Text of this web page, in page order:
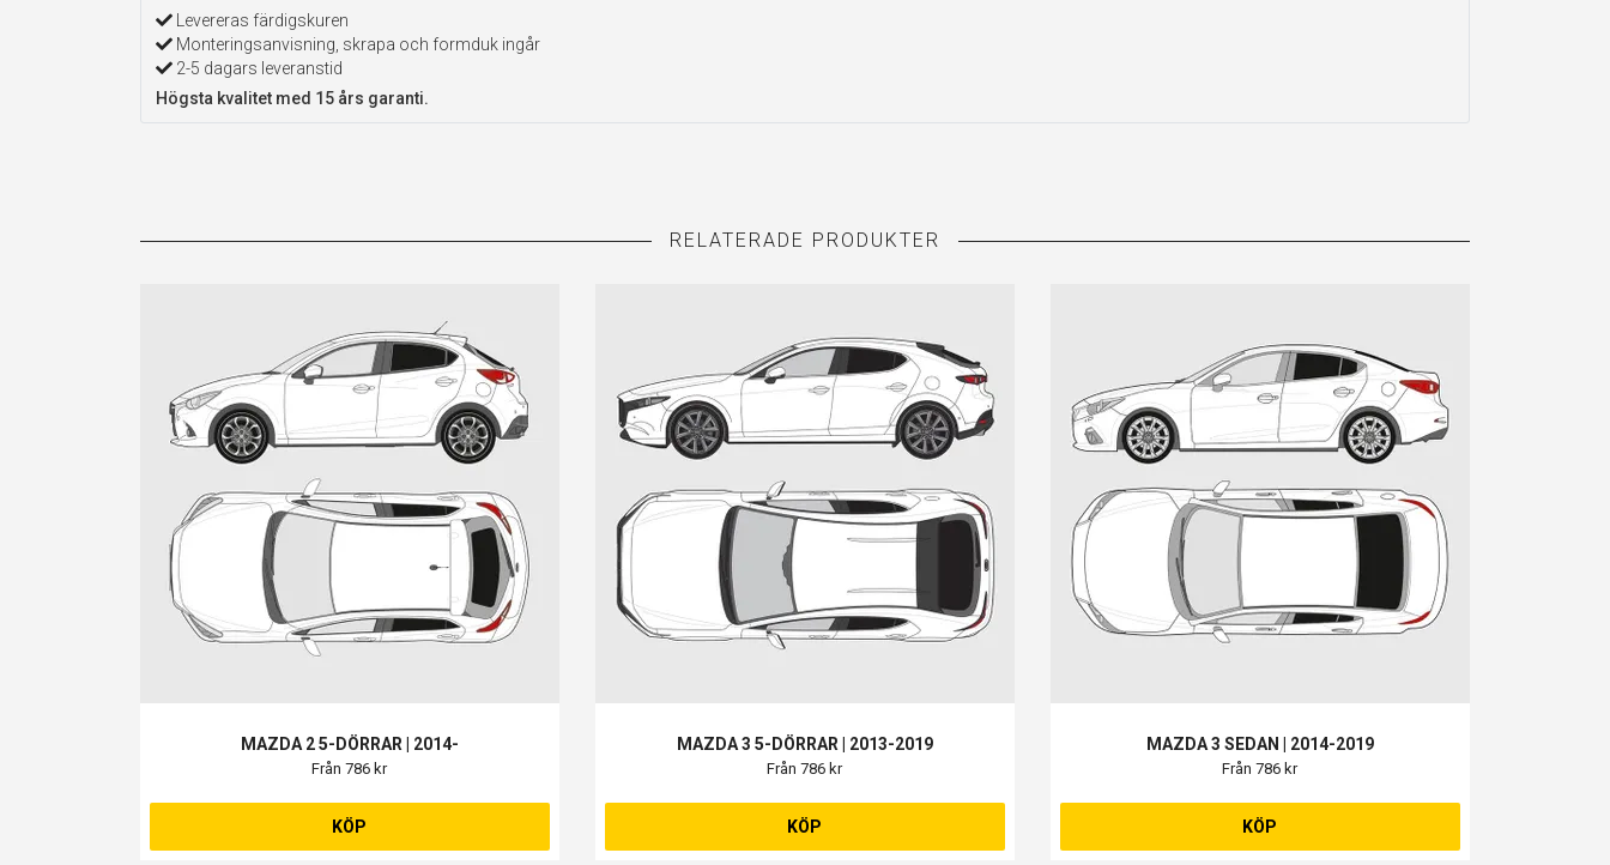
Levereras färdigskuren
Monteringsanvisning, skrapa och formduk ingår
2-5 dagars leveranstid
Högsta kvalitet med 15 års garanti.
MAZDA 2 5-DÖRRAR | 2014-
Från 786 kr
KÖP
MAZDA 3 5-DÖRRAR | 2013-2019
Från 786 kr
KÖP
MAZDA 3 SEDAN | 2014-2019
Från 786 kr
KÖP